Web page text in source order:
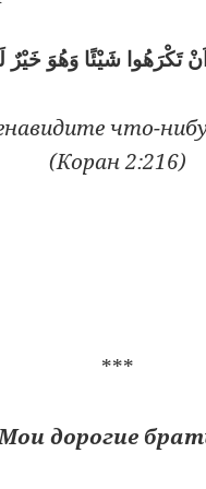
تَكْرَهُوا شَيْئًا وَهُوَ خَيْرٌ
что-
(Коран 2:216)
***
дорогие